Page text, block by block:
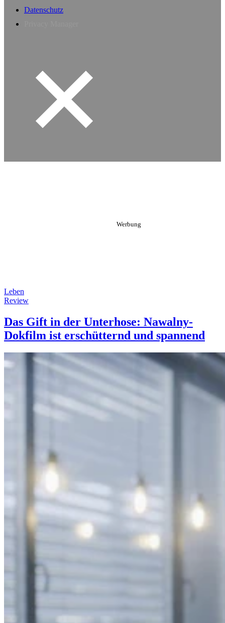
Datenschutz
Leben
Review
Das Gift in der Unterhose: Nawalny-
Dokfilm ist erschütternd und spannend